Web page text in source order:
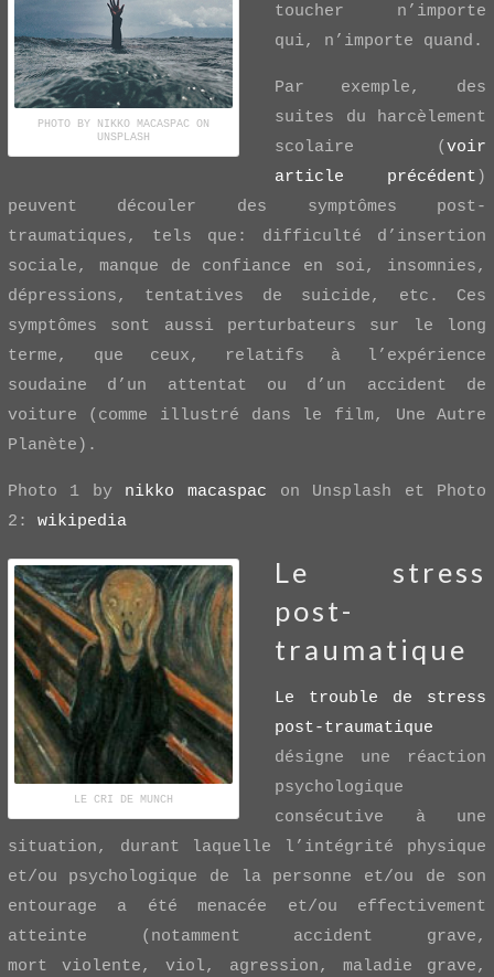
PHOTO BY NIKKO MACASPAC ON
UNSPLASH
toucher n’importe
qui, n’importe quand.
Par exemple, des
suites du harcèlement
scolaire (voir
article précédent )
peuvent découler des symptômes post-
traumatiques, tels que: difficulté d’insertion
sociale, manque de confiance en soi, insomnies,
dépressions, tentatives de suicide, etc. Ces
symptômes sont aussi perturbateurs sur le long
terme, que ceux, relatifs à l’expérience
soudaine d’un attentat ou d’un accident de
voiture (comme illustré dans le film, Une Autre
Planète).
Photo 1 by nikko macaspac on Unsplash et Photo
2: wikipedia
LE CRI DE MUNCH
Le stress
post-
traumatique
Le trouble de stress
post-traumatique
désigne une réaction
psychologique
consécutive à une
situation, durant laquelle l’intégrité physique
et/ou psychologique de la personne et/ou de son
entourage a été menacée et/ou effectivement
atteinte (notamment accident grave,
mort violente, viol, agression, maladie grave,